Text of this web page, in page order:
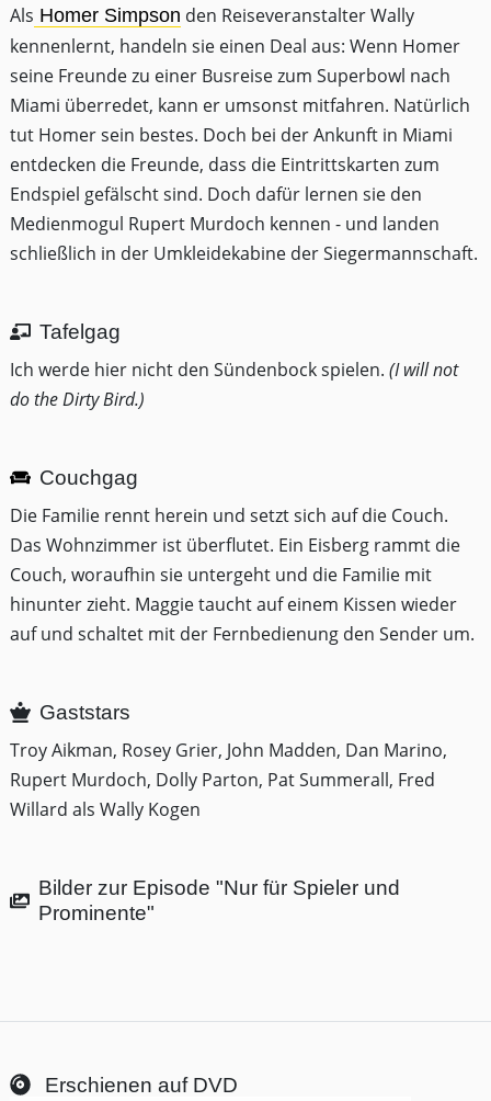
Als Homer Simpson den Reiseveranstalter Wally
kennenlernt, handeln sie einen Deal aus: Wenn Homer
seine Freunde zu einer Busreise zum Superbowl nach
Miami überredet, kann er umsonst mitfahren. Natürlich
tut Homer sein bestes. Doch bei der Ankunft in Miami
entdecken die Freunde, dass die Eintrittskarten zum
Endspiel gefälscht sind. Doch dafür lernen sie den
Medienmogul Rupert Murdoch kennen - und landen
schließlich in der Umkleidekabine der Siegermannschaft.
Tafelgag
Ich werde hier nicht den Sündenbock spielen. (I will not
do the Dirty Bird.)
Couchgag
Die Familie rennt herein und setzt sich auf die Couch.
Das Wohnzimmer ist überflutet. Ein Eisberg rammt die
Couch, woraufhin sie untergeht und die Familie mit
hinunter zieht. Maggie taucht auf einem Kissen wieder
auf und schaltet mit der Fernbedienung den Sender um.
Gaststars
Troy Aikman, Rosey Grier, John Madden, Dan Marino,
Rupert Murdoch, Dolly Parton, Pat Summerall, Fred
Willard als Wally Kogen
Bilder zur Episode "Nur für Spieler und
Prominente"
Erschienen auf DVD